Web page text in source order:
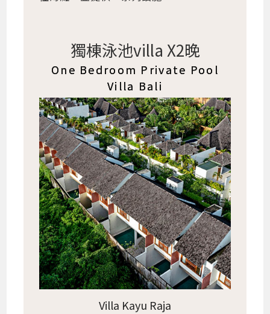
獨棟泳池villa X2晚
One Bedroom Private Pool
Villa Bali
Villa Kayu Raja